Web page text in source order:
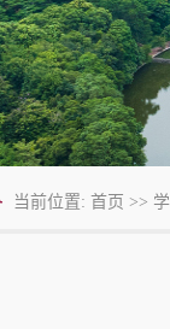
当前位置: 首页 >>